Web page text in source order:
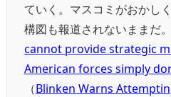
ていく。マスコミがおかし
構図も報道されないままだ
cannot provide strategic
American forces simply
（Blinken Warns